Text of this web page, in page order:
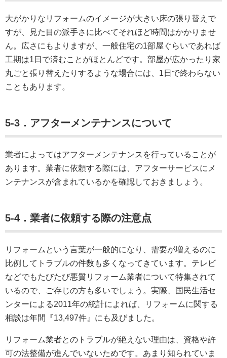
大がかりなリフォームのイメージが大きい床の張り替えで
すが、見た目の派手さに比べてそれほど時間はかかりませ
ん。広さにもよりますが、一般住宅の1部屋ぐらいであれば
工期は1日で済むことがほとんどです。部屋が広かったり家
丸ごと張り替えたりするような場合には、1日で終わらない
こともあります。
5-3．アフターメンテナンスについて
業者によってはアフターメンテナンスを行っていることが
あります。業者に依頼する際には、アフターサービスにメ
ンテナンスが含まれているかを確認しておきましょう。
5-4．業者に依頼する際の注意点
リフォームという言葉が一般的になり、需要が増えるのに
比例してトラブルの件数も多くなってきています。テレビ
などでもたびたび悪質リフォーム業者について特集されて
いるので、ご存じの方も多いでしょう。実際、国民生活セ
ンターによる2011年の統計によれば、リフォームに関する
相談は年間『13,497件』にも及びました。
リフォーム業者とのトラブルが絶えない理由は、資格や許
可の法整備が進んでいないためです。あまり知られていま